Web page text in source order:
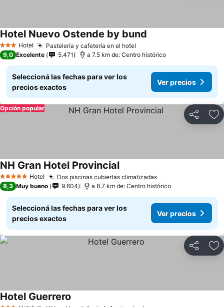
3 Estrellas
Hotel Pastelería y cafetería en el hotel
Hotel Nuevo Ostende by bund
9,0 Excelente 5.471 a 7.5 km de: Centro histórico
Seleccioná las fechas para ver los
precios exactos
Ver precios
Compartir
Opción popular
5 Estrellas Hotel Dos piscinas cubiertas climatizadas
NH Gran Hotel Provincial
8,3 Muy bueno 9.604 a 8.7 km de: Centro histórico
Seleccioná las fechas para ver los
precios exactos
Ver precios
Compartir
Hotel Guerrero